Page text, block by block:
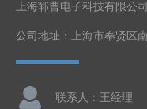
上海郓曹电子科技有限公司
公司地址：上海市奉贤区
联系人：王经理